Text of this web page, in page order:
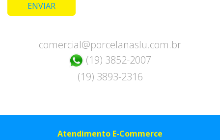
ENVIAR
comercial@porcelanaslu.com.br
(19) 3852-2007
(19) 3893-2316
Atendimento E-Commerce